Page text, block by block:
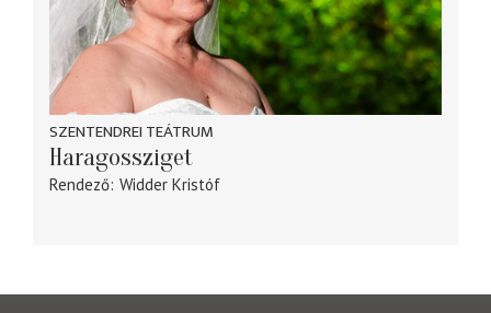
SZENTENDREI TEÁTRUM
Haragossziget
Rendező Widder Kristóf